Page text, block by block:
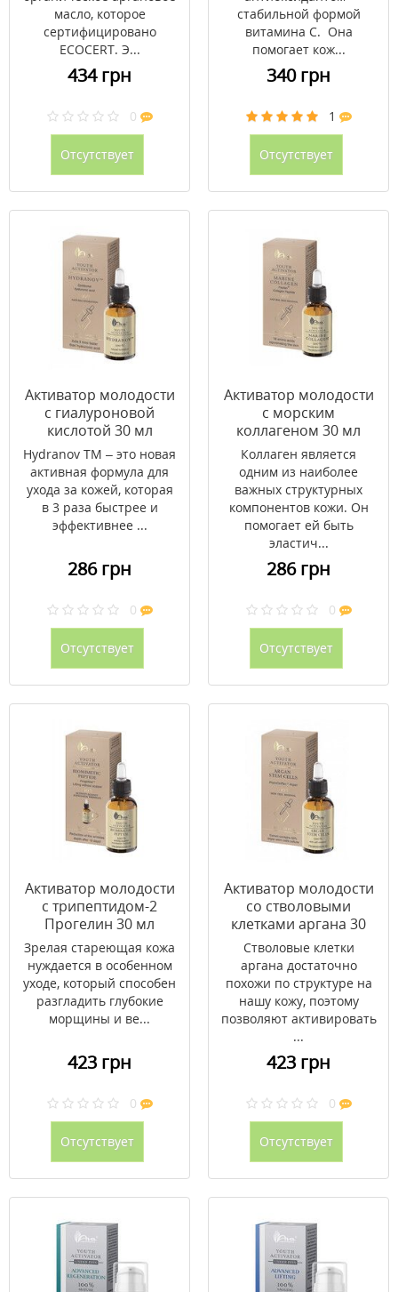
масло, которое
сертифицировано
ECOCERT. Э...
434 грн
0
Отсутствует
стабильной формой
витамина С. Она
помогает кож...
340 грн
1
Отсутствует
Активатор молодости
с гиалуроновой
кислотой 30 мл
Hydranov TM – это новая
активная формула для
ухода за кожей, которая
в 3 раза быстрее и
эффективнее ...
286 грн
0
Отсутствует
Активатор молодости
с морским
коллагеном 30 мл
Коллаген является
одним из наиболее
важных структурных
компонентов кожи. Он
помогает ей быть
эластич...
286 грн
0
Отсутствует
Активатор молодости
с трипептидом-2
Прогелин 30 мл
Зрелая стареющая кожа
нуждается в особенном
уходе, который способен
разгладить глубокие
морщины и ве...
423 грн
0
Отсутствует
Активатор молодости
со стволовыми
клетками аргана 30
мл
Стволовые клетки
аргана достаточно
похожи по структуре на
нашу кожу, поэтому
позволяют активировать
...
423 грн
0
Отсутствует